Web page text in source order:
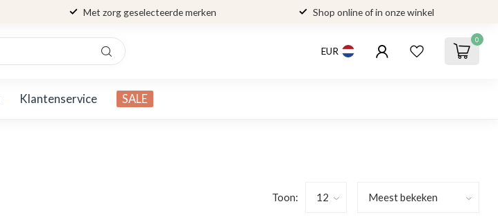
Met zorg geselecteerde merken Shop online of in onze winkel
EUR
0
Klantenservice SALE
Toon: